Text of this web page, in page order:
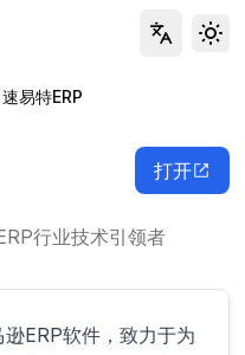
速易特ERP
打开
行业技术引领者
ERP软件，致力于为